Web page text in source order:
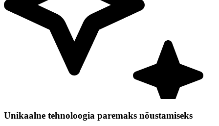
Unikaalne tehnoloogia paremaks nõustamiseks